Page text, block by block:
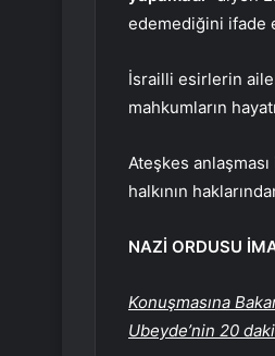
edemediğini ifade
İsrailli esirlerin
mahkumların
Ateşkes
halkının
NAZİ ORDUSU
Konuşmasına
Ubeyde’nin 20